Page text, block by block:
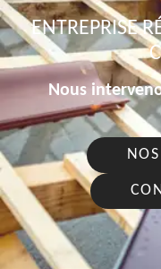
ENTREPRISE
Nous